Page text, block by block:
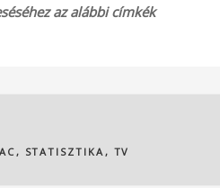
az alábbi címkék
, STATISZTIKA, TV